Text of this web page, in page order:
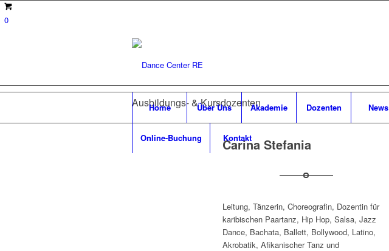
0
Home Über Uns Akademie Dozenten News
Online-Buchung Kontakt
Ausbildungs- & Kursdozenten
Carina Stefania
Leitung, Tänzerin, Choreografin, Dozentin für
karibischen Paartanz, Hip Hop, Salsa, Jazz
Dance, Bachata, Ballett, Bollywood, Latino,
Akrobatik, Afikanischer Tanz und